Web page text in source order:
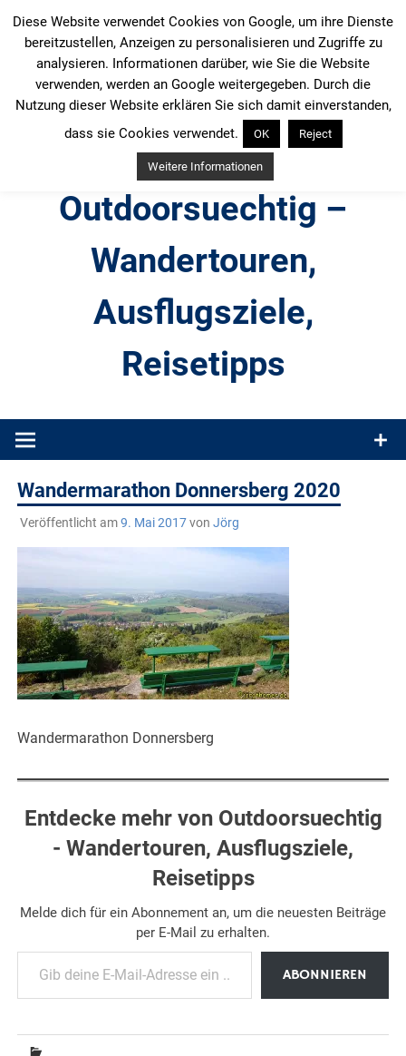
Inhalt
springen
Outdoorsuechtig –
Wandertouren,
Ausflugsziele,
Reisetipps
Produkttests und Buchrezensionen. Ein Blog für alle, die gern
Wandermarathon Donnersberg 2020
Veröffentlicht am9. Mai 2017von Jörg
Wandermarathon Donnersberg
Entdecke mehr von Outdoorsuechtig
- Wandertouren, Ausflugsziele,
Reisetipps
Melde dich für ein Abonnement an, um die neuesten Beiträge
per E-Mail zu erhalten.
Gib deine E-Mail-Adresse ein ...
ABONNIEREN
Diese Website verwendet Cookies von Google, um ihre Dienste
bereitzustellen, Anzeigen zu personalisieren und Zugriffe zu
analysieren. Informationen darüber, wie Sie die Website
verwenden, werden an Google weitergegeben. Durch die
Nutzung dieser Website erklären Sie sich damit einverstanden,
dass sie Cookies verwendet.
OK Reject
Weitere Informationen